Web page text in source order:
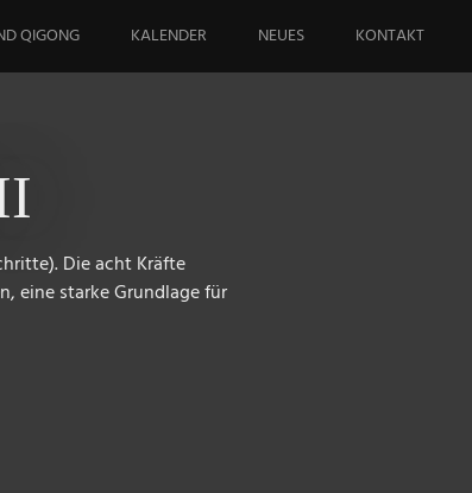
QIGONG KALENDER NEUES KONTAKT
Die acht Kräfte
eine starke Grundlage für